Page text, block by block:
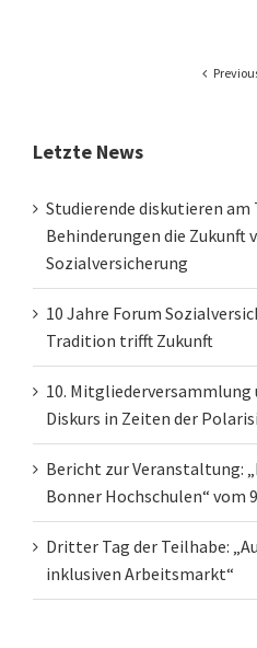
Letzte News
Studierende diskutieren am
Behinderungen die Zukunft
Sozialversicherung
10 Jahre Forum
Tradition trifft Zukunft
10. Mitgliederversammlung
Diskurs in Zeiten der
Bericht zur Veranstaltung:
Bonner Hochschulen“ vom
Dritter Tag der Teilhabe:
inklusiven Arbeitsmarkt“